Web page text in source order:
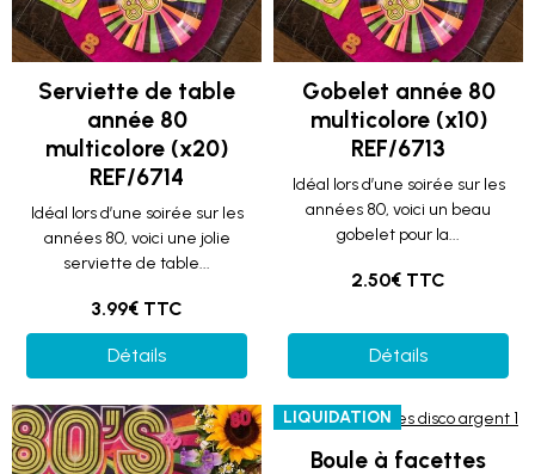
Serviette de table
année 80
multicolore (x20)
REF/6714
Idéal lors d’une soirée sur les
années 80, voici une jolie
serviette de table...
3.99€ TTC
Détails
Gobelet année 80
multicolore (x10)
REF/6713
Idéal lors d’une soirée sur les
années 80, voici un beau
gobelet pour la...
2.50€ TTC
Détails
LIQUIDATION
Boule à facettes